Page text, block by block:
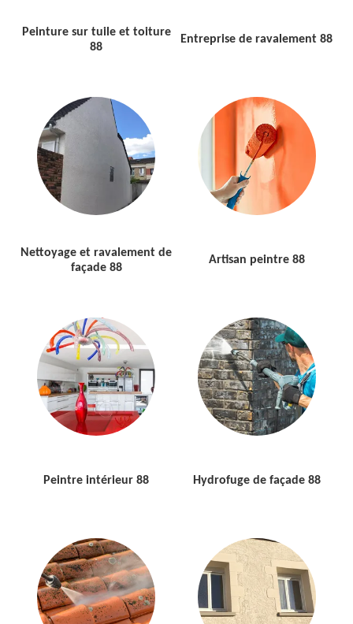
Peinture sur tuile et toiture
88
Entreprise de ravalement 88
Nettoyage et ravalement de
façade 88
Artisan peintre 88
Peintre intérieur 88 Hydrofuge de façade 88